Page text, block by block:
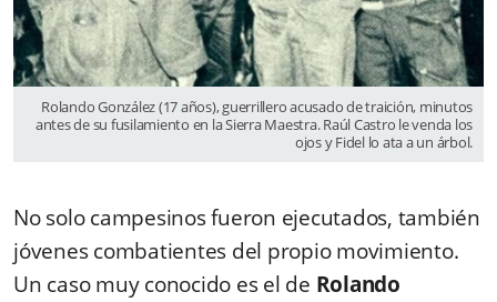
Rolando González (17 años), guerrillero acusado de traición, minutos
antes de su fusilamiento en la Sierra Maestra. Raúl Castro le venda los
ojos y Fidel lo ata a un árbol.
No solo campesinos fueron ejecutados, también
jóvenes combatientes del propio movimiento.
Un caso muy conocido es el de Rolando